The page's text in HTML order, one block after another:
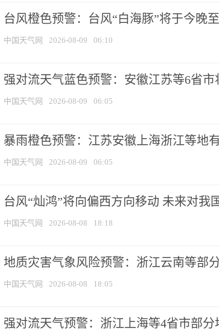
台风橙色预警：台风“白海豚”将于今晚
中国天气网 2026-08-09 06:10
强对流天气蓝色预警：安徽江苏等6省市
中国天气网 2026-08-09 06:05
暴雨橙色预警：江苏安徽上海浙江等地
中国天气网 2026-08-09 06:05
台风“灿鸿”将向偏西方向移动 未来对我
中国天气网 2026-08-08 18:18
地质灾害气象风险预警：浙江云南等部
中国天气网 2026-08-08 18:05
强对流天气预警：浙江上海等4省市部分